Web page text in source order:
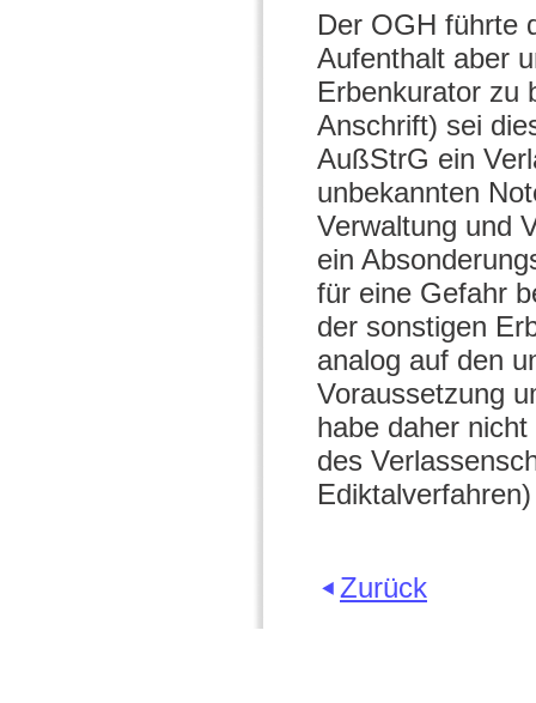
Der OGH führte
Aufenthalt aber
Erbenkurator zu
Anschrift) sei
AußStrG ein
unbekannten
Verwaltung und
ein
für eine Gefahr
der sonstigen
analog auf den
Voraussetzung
habe daher
des
Zurück